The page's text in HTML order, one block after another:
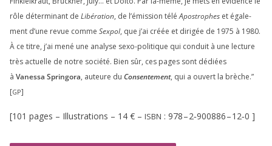
rôle déter­mi­nant de Libération, de l’émission téléApostrophes et éga­le­
ment d’une revue comme Sexpol, que j’ai créée et diri­gée de 1975 à 1980.
À ce titre, j’ai mené une ana­lyse sexo-poli­tique qui conduit à une lec­ture
très actuelle de notre socié­té. Bien sûr, ces pages sont dédiées
à Vanessa Springora, auteure du Consentement, qui a ouvert la brèche.”
[GP]
[101 pages – Illustrations – 14 € – ISBN : 978–2‑900886–12‑0 ]